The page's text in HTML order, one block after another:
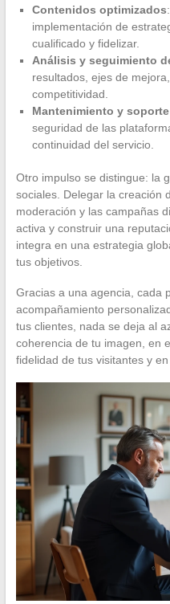
Contenidos optimizados
implementación de
cualificado y fidelizar.
Análisis y seguimiento
resultados, ejes de
competitividad.
Mantenimiento y
seguridad de las
continuidad del servicio.
Otro impulso se distingue: la
sociales. Delegar la creación
moderación y las campañas
activa y construir una
integra en una estrategia
tus objetivos.
Gracias a una agencia, cada
acompañamiento
tus clientes, nada se deja al
coherencia de tu imagen, en
fidelidad de tus visitantes y